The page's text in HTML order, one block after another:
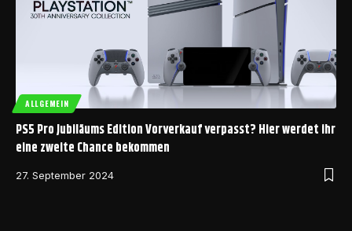
ALLGEMEIN
PS5 Pro Jubiläums Edition Vorverkauf verpasst? Hier werdet ihr
eine zweite Chance bekommen
27. September 2024